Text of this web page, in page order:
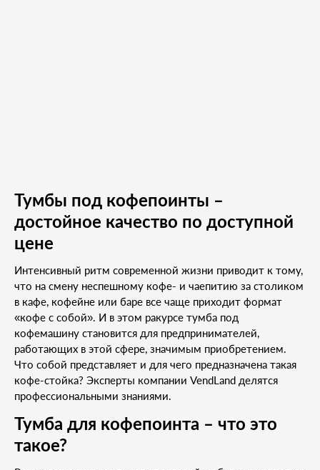
Тумбы под кофепоинты –
достойное качество по доступной
цене
Интенсивный ритм современной жизни приводит к тому,
что на смену неспешному кофе- и чаепитию за столиком
в кафе, кофейне или баре все чаще приходит формат
«кофе с собой». И в этом ракурсе тумба под
кофемашину становится для предпринимателей,
работающих в этой сфере, значимым приобретением.
Что собой представляет и для чего предназначена такая
кофе-стойка? Эксперты компании VendLand делятся
профессиональными знаниями.
Тумба для кофепоинта – что это
такое?